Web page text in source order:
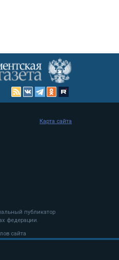
публикатор
федерации.
сайта
Карта сайта